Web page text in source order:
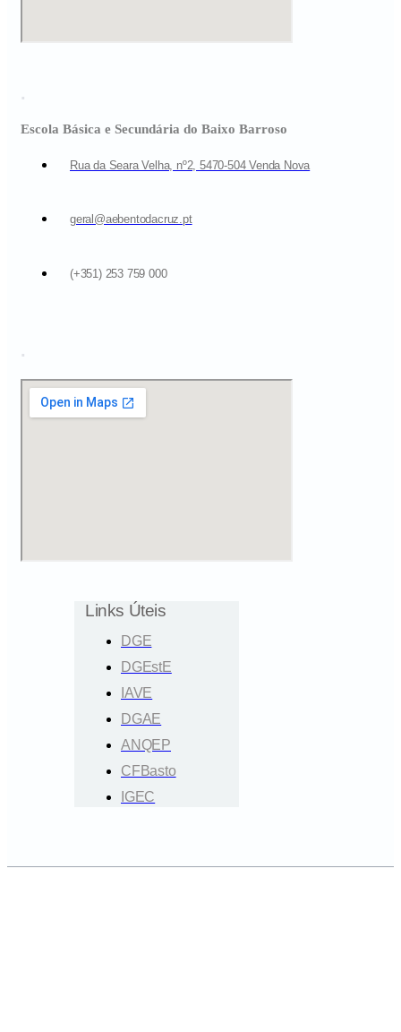
.
Escola Básica e Secundária do Baixo Barroso
Rua da Seara Velha, nº2, 5470-504 Venda Nova
geral@aebentodacruz.pt
(+351) 253 759 000
.
Links Úteis
DGE
DGEstE
IAVE
DGAE
ANQEP
CFBasto
IGEC